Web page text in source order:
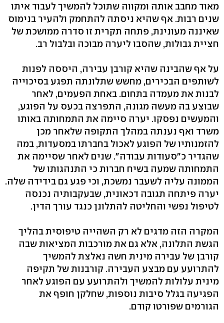
מאוד מחבב אותה ומקווה שתוכל להמשיך לעבוד איתו
שנים רבות. אף שהיא ניסתה להתחמק ולהעיר בנימוס
שאיננה מעונינת, פתחה תקרית זו סדרה ממושכת של
חציית גבולות, שהסבו ליערה מבוכה ובלבול רב.
על אף שהבינה שהיא קורבן עבירה, היססה לפנות
לשותפים הבכירים, מחשש שתלונתה תפגע בסיכוייה
לבנות את מעמדה בתחום. באחת הפעמים, לאחר
שבוצע בה מעשה מגונה, התפרצה בכעס על הפוגע,
והמעשים נפסקו. יערה סיימה את התמחותה באותו
משרד ואף נענתה במהלך התקופה שלאחר מכן
להזמנותיו של הפוגע לאכול בחברתו במסעדות, במה
שהגדיר כ"סעודות עבודה". שנים לאחר שסיימה את
התמחותה שמעה בשיח חברות כי התנהגותו של
הממונה עליה לשעבר נמשכת, וכי פגע גם בידידה שלה.
יערה פיתחה תגובה דכאונית, שבעקבותיה נכנסה
לטיפול נפשי והחליטה להתלונן כנגד עורך הדין.
המקרה הזה מדגים לא רק השהייה טיפוסית בהליך
הגשת התלונה, אלא גם את מורכבות המציאות שבה
קורבן של עבירה מינית חשה נאלצת להמשיך
להתרועע עם מבצע העבירה. קורבנות של תקיפה
מינית עלולות להמשיך ולהתרועע עם הפוגע לאחר
הפגיעה בגלל סיבות נוספות, שחלקן חופף את
הגורמים שפורטו קודם.